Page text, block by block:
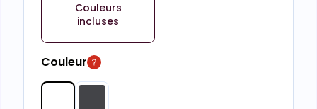
Couleurs
incluses
Couleur